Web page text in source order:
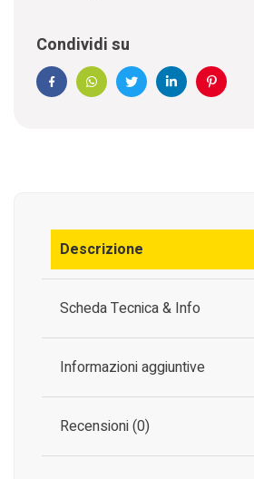
Condividi su
FacebookWhatsAppTwitterLinkedinPinterest
Descrizione
Scheda Tecnica & Info
Informazioni aggiuntive
Recensioni (0)